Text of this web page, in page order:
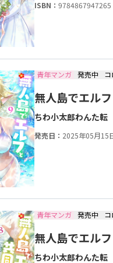
ISBN： 9784867947265
青年マンガ 発売中
無人島でエル
ちわ小太郎わんた転
発売日： 2025年05月15
青年マンガ 発売中
無人島でエル
ちわ小太郎わんた転